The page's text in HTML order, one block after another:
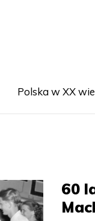
Polska w XX
60